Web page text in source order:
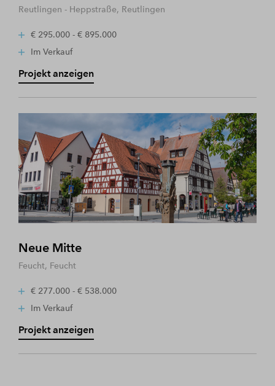
Reutlingen - Heppstraße, Reutlingen
€ 295.000 - € 895.000
Im Verkauf
Projekt anzeigen
Neue Mitte
Feucht, Feucht
€ 277.000 - € 538.000
Im Verkauf
Projekt anzeigen